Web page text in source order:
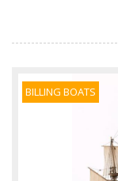
BILLING BOATS